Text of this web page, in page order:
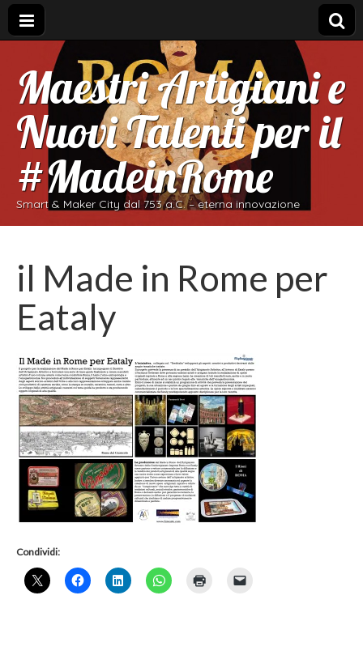
Maestri Artigiani e
Nuovi Talenti per il
#MadeinRome
Smart & Maker City dal 753 a.C. – eterna innovazione
il Made in Rome per
Eataly
Condividi: